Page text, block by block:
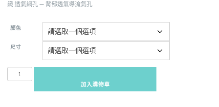
織 透氣網孔 ─ 背部透氣導流氣孔
顏色
尺寸
STB-
加入購物車